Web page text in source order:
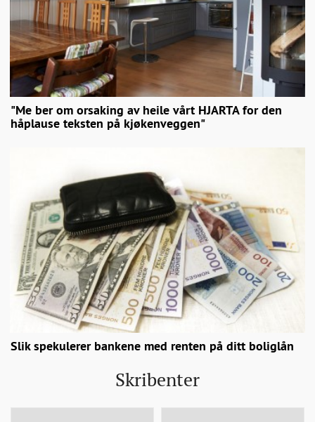
"Me ber om orsaking av heile vårt HJARTA for den
håplause teksten på kjøkenveggen"
Slik spekulerer bankene med renten på ditt boliglån
Skribenter